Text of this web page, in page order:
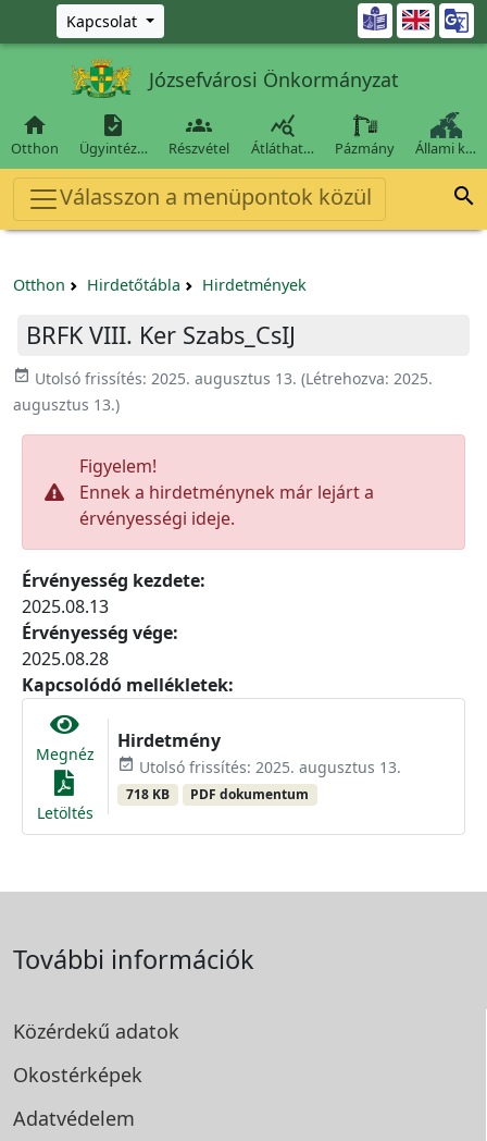
Ugrás a fő tartalomra
Kapcsolat 
Józsefvárosi Önkormányzat

Otthon

Ügyintéz…

Részvétel

Átláthat… Pázmány Állami k…
Válasszon a menüpontok közül 
Otthon Hirdetőtábla Hirdetmények
BRFK VIII. Ker Szabs_CsIJ
event_available Utolsó frissítés: 2025. augusztus 13. (Létrehozva: 2025.
augusztus 13.)
Figyelem!
Ennek a hirdetménynek már lejárt a
érvényességi ideje.
Érvényesség kezdete:
2025.08.13
Érvényesség vége:
2025.08.28
Kapcsolódó mellékletek:
Megnéz
Letöltés
Hirdetmény
event_available Utolsó frissítés: 2025. augusztus 13.
718 KB PDF dokumentum
További információk
Közérdekű adatok
Okostérképek
Adatvédelem